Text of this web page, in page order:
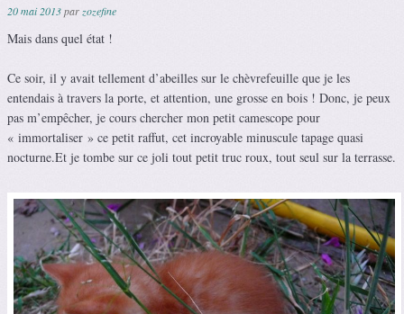
20 mai 2013parzozefine
Mais dans quel état !
Ce soir, il y avait tellement d’abeilles sur le chèvrefeuille que je les
entendais à travers la porte, et attention, une grosse en bois ! Donc, je peux
pas m’empêcher, je cours chercher mon petit camescope pour
« immortaliser » ce petit raffut, cet incroyable minuscule tapage quasi
nocturne.Et je tombe sur ce joli tout petit truc roux, tout seul sur la terrasse.